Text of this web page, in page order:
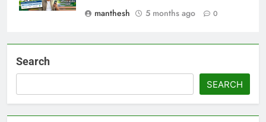
manthesh
5 months ago 0
Search
SEARCH